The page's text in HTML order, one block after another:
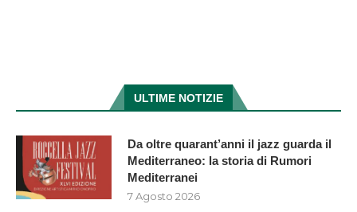
ULTIME NOTIZIE
Da oltre quarant’anni il jazz guarda il
Mediterraneo: la storia di Rumori
Mediterranei
7 Agosto 2026